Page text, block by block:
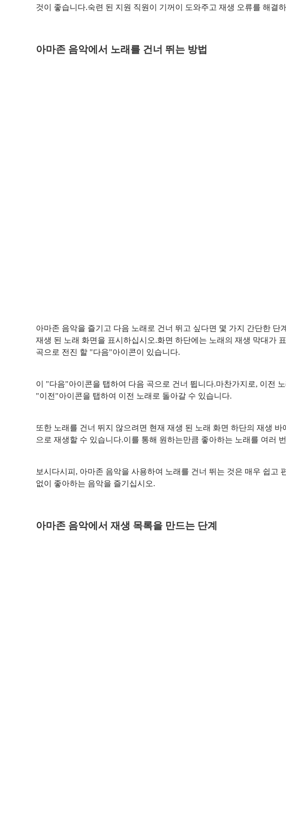
것이 좋습니다.숙련 된 지원 직원이 기꺼이 도와주고 재생 오류를 해결
아마존 음악에서 노래를 건너 뛰는 방법
아마존 음악을 즐기고 다음 노래로 건너 뛰고 싶다면 몇 가지 간단한 단
재생 된 노래 화면을 표시하십시오.화면 하단에는 노래의 재생 막대가
곡으로 전진 할 "다음"아이콘이 있습니다.
이 "다음"아이콘을 탭하여 다음 곡으로 건너 뜁니다.마찬가지로, 이전
"이전"아이콘을 탭하여 이전 노래로 돌아갈 수 있습니다.
또한 노래를 건너 뛰지 않으려면 현재 재생 된 노래 화면 하단의 재생
으로 재생할 수 있습니다.이를 통해 원하는만큼 좋아하는 노래를 여러
보시다시피, 아마존 음악을 사용하여 노래를 건너 뛰는 것은 매우 쉽고
없이 좋아하는 음악을 즐기십시오.
아마존 음악에서 재생 목록을 만드는 단계